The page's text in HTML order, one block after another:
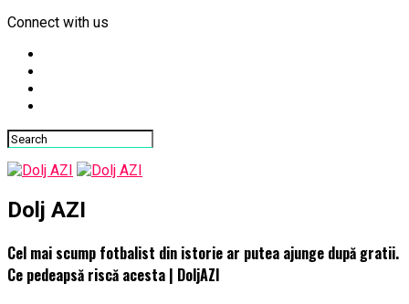
Connect with us
Dolj AZI
Cel mai scump fotbalist din istorie ar putea ajunge după gratii.
Ce pedeapsă riscă acesta | DoljAZI